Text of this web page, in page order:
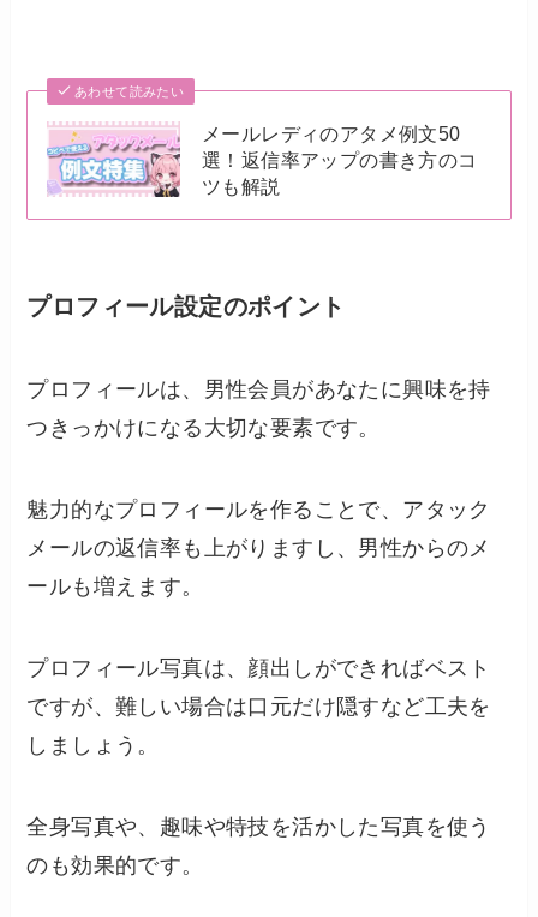
あわせて読みたい
メールレディのアタメ例文50
選！返信率アップの書き方のコ
ツも解説
プロフィール設定のポイント
プロフィールは、男性会員があなたに興味を持
つきっかけになる大切な要素です。
魅力的なプロフィールを作ることで、アタック
メールの返信率も上がりますし、男性からのメ
ールも増えます。
プロフィール写真は、顔出しができればベスト
ですが、難しい場合は口元だけ隠すなど工夫を
しましょう。
全身写真や、趣味や特技を活かした写真を使う
のも効果的です。